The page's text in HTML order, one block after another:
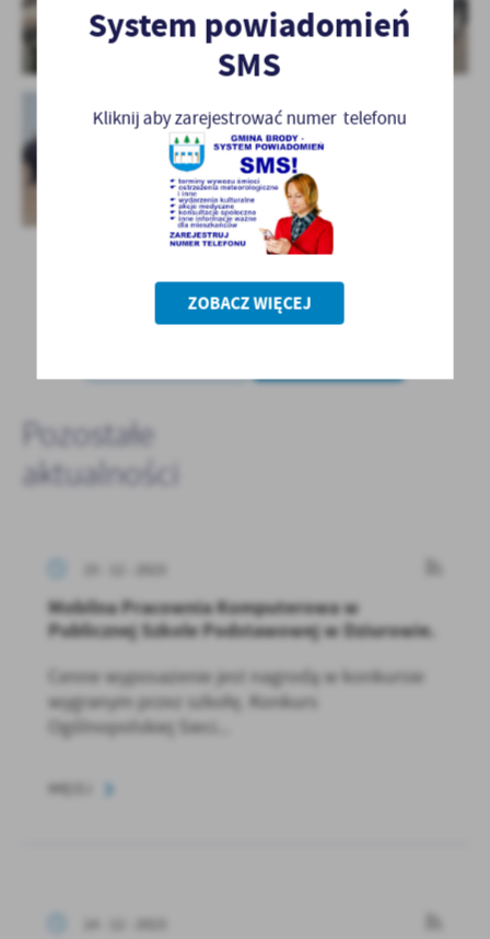
POWRÓT
Pozostałe
aktualności
Mobilna Pracownia Komputerowa w
Publicznej Szkole Podstawowej w Dziurowie.
Cenne wyposażenie jest nagrodą w konkursie
wygranym przez szkołę. Konkurs
Ogólnopolskiej Sieci...
System powiadomień
SMS
Kliknij aby zarejestrować numer telefonu
ZOBACZ WIĘCEJ